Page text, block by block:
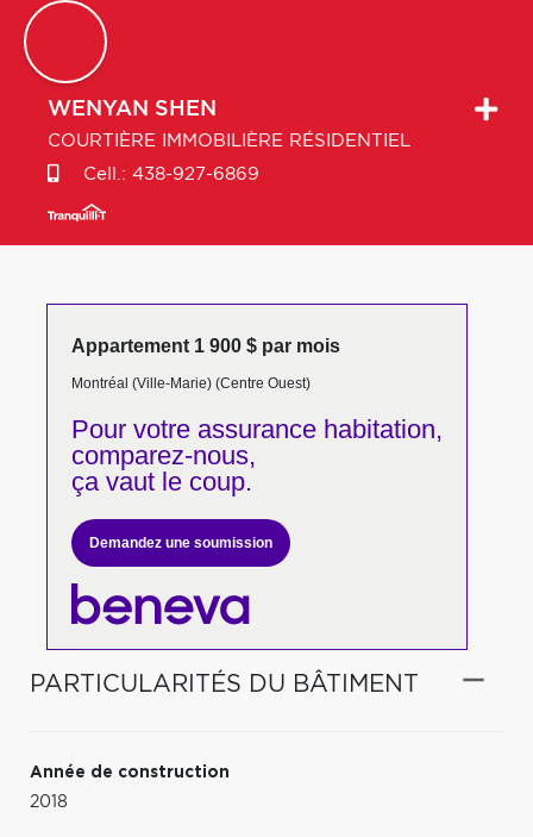
WENYAN SHEN
COURTIÈRE IMMOBILIÈRE RÉSIDENTIEL
Cell.: 438-927-6869
Appartement 1 900 $ par mois
Montréal (Ville-Marie) (Centre Ouest)
Pour votreassurance habitation,
comparez-nous,
ça vaut le coup.
Demandez une soumission
PARTICULARITÉS DU BÂTIMENT
Année de construction
2018